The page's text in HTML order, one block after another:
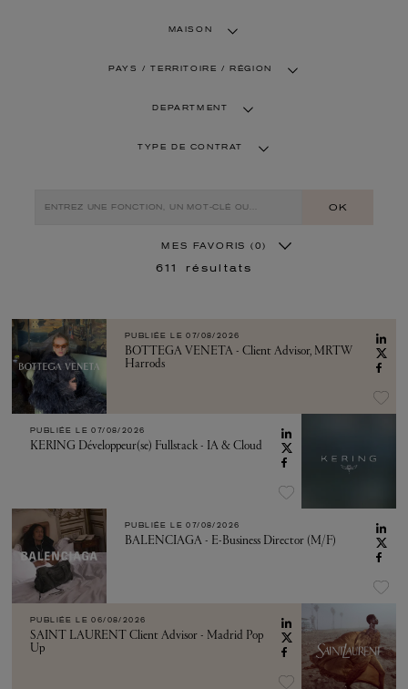
MAISON
PAYS / TERRITOIRE / RÉGION
DEPARTMENT
TYPE DE CONTRAT
OK
MES FAVORIS (0)
611 résultats
PUBLIÉE LE 07/08/2026
BOTTEGA VENETA - Client Advisor, MRTW
Harrods
PUBLIÉE LE 07/08/2026
KERING Développeur(se) Fullstack - IA & Cloud
PUBLIÉE LE 07/08/2026
BALENCIAGA - E-Business Director (M/F)
PUBLIÉE LE 06/08/2026
SAINT LAURENT Client Advisor - Madrid Pop
Up